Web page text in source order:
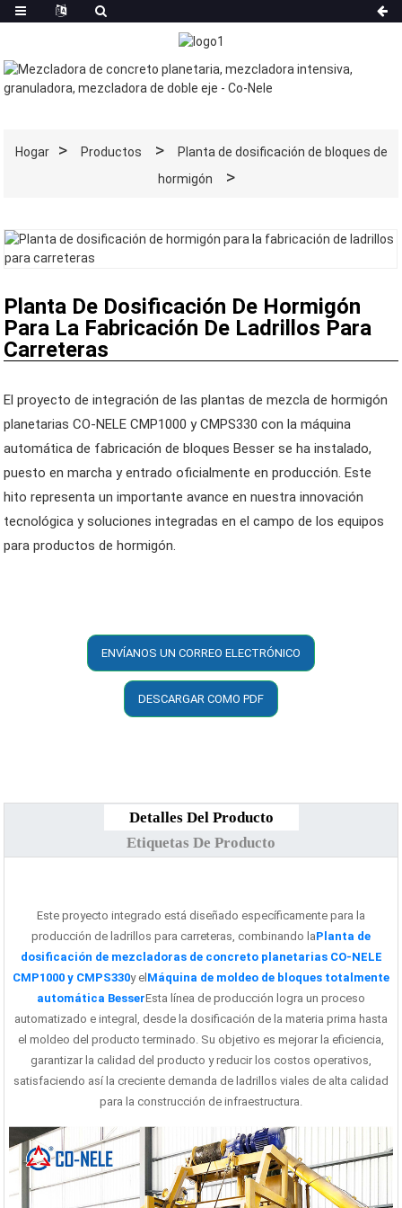
Hogar Productos
Planta de dosificación de bloques de
hormigón
Planta De Dosificación De Hormigón
Para La Fabricación De Ladrillos Para
Carreteras
El proyecto de integración de las plantas de mezcla de hormigón
planetarias CO-NELE CMP1000 y CMPS330 con la máquina
automática de fabricación de bloques Besser se ha instalado,
puesto en marcha y entrado oficialmente en producción. Este
hito representa un importante avance en nuestra innovación
tecnológica y soluciones integradas en el campo de los equipos
para productos de hormigón.
ENVÍANOS UN CORREO ELECTRÓNICO
DESCARGAR COMO PDF
Detalles Del Producto
Etiquetas De Producto
Este proyecto integrado está diseñado específicamente para la
producción de ladrillos para carreteras, combinando laPlanta de
dosificación de mezcladoras de concreto planetarias CO-NELE
CMP1000 y CMPS330y el Máquina de moldeo de bloques totalmente
automática BesserEsta línea de producción logra un proceso
automatizado e integral, desde la dosificación de la materia prima hasta
el moldeo del producto terminado. Su objetivo es mejorar la eficiencia,
garantizar la calidad del producto y reducir los costos operativos,
satisfaciendo así la creciente demanda de ladrillos viales de alta calidad
para la construcción de infraestructura.